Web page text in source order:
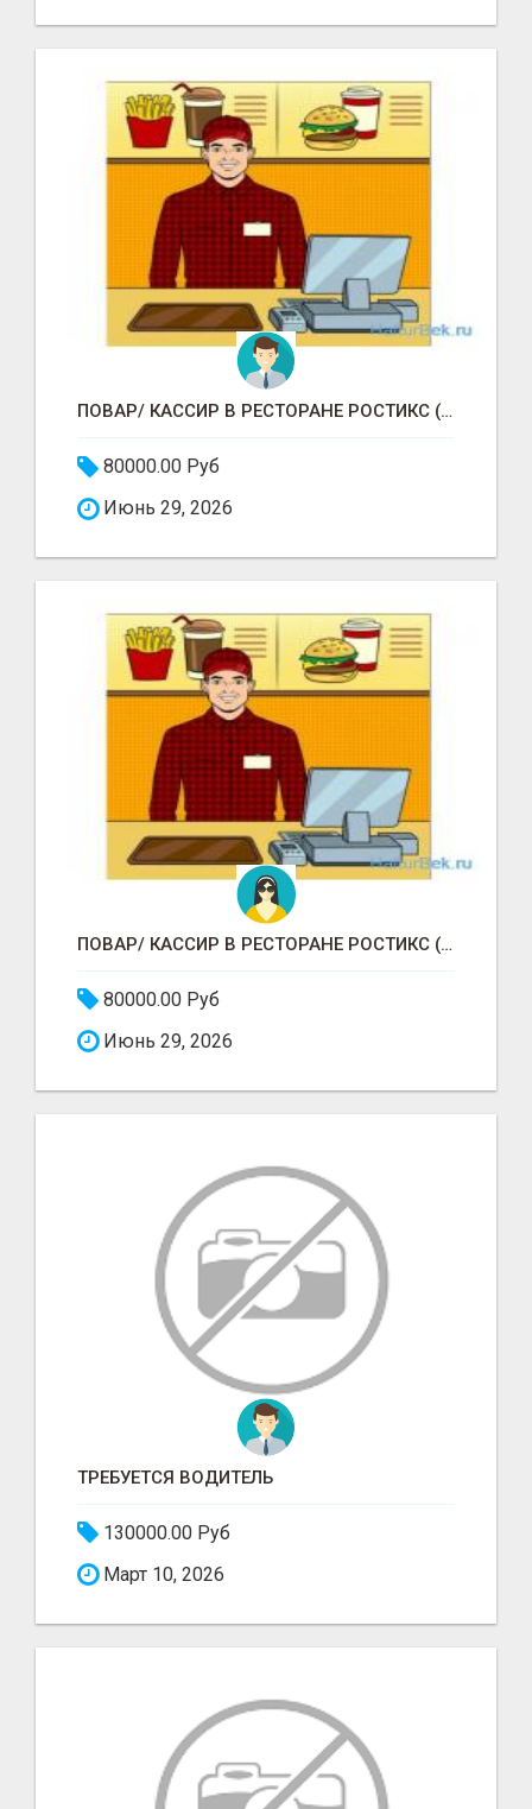
ПОВАР/ КАССИР В РЕСТОРАНЕ РОСТИКС (КФС)
80000.00 Руб
Июнь 29, 2026
ПОВАР/ КАССИР В РЕСТОРАНЕ РОСТИКС (КФС)
80000.00 Руб
Июнь 29, 2026
ТРЕБУЕТСЯ ВОДИТЕЛЬ
130000.00 Руб
Март 10, 2026